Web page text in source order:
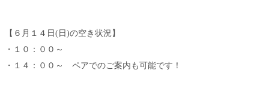
【６月１４日(日)の空き状況】
・１０：００～
・１４：００～ ペアでのご案内も可能です！